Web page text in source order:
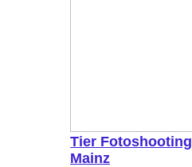
Tier Fotoshooting
Mainz